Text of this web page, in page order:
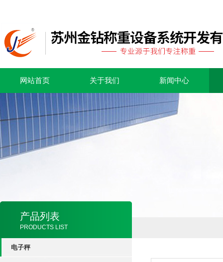
网站首页 关于我们 新闻中心
产品列表
PRODUCTS LIST
电子秤